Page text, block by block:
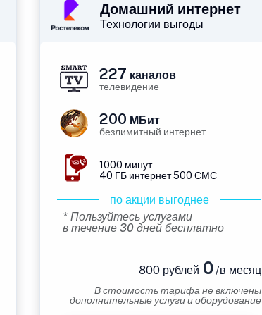
Домашний интернет
Технологии выгоды
227 каналов
телевидение
200 МБит
безлимитный интернет
1000 минут
40 ГБ интернет 500 СМС
по акции выгоднее
* Пользуйтесь услугами
в течение 30 дней бесплатно
800 рублей0/в месяц
В стоимость тарифа не включены
дополнительные услуги и оборудование